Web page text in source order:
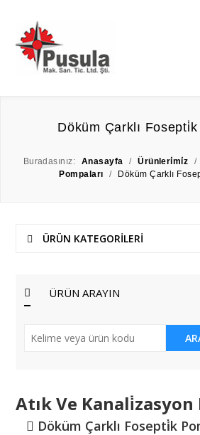
Döküm Çarklı
Buradasınız: Anasayfa / Ürünleri̇mi̇z /
Pompaları
/ Döküm Çarklı
ÜRÜN KATEGORİLERİ
ÜRÜN ARAYIN
Atık Ve Kanali̇zasyon
Döküm Çarklı Fosepti̇k